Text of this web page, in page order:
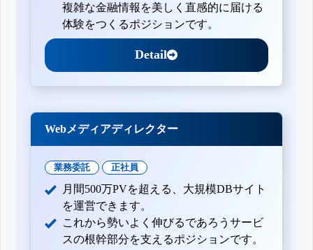
複雑な金融情報を美しく直感的に届ける
体験をつくるポジションです。
Detail
Webメディアディレクター
業務委託 正社員
月間500万PVを超える、大規模DBサイト
を運営できます。
これから勢いよく伸びるであろうサービ
スの根幹部分を支えるポジションです。